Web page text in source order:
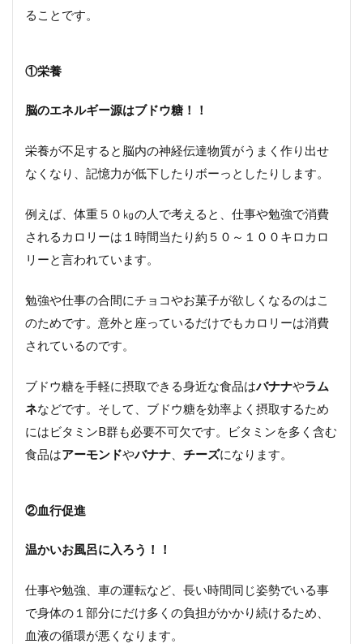
ることです。
①栄養
脳のエネルギー源はブドウ糖！！
栄養が不足すると脳内の神経伝達物質がうまく作り出せ
なくなり、記憶力が低下したりボーっとしたりします。
例えば、体重５０㎏の人で考えると、仕事や勉強で消費
されるカロリーは１時間当たり約５０～１００キロカロ
リーと言われています。
勉強や仕事の合間にチョコやお菓子が欲しくなるのはこ
のためです。意外と座っているだけでもカロリーは消費
されているのです。
ブドウ糖を手軽に摂取できる身近な食品はバナナやラム
ネなどです。そして、ブドウ糖を効率よく摂取するため
にはビタミンB群も必要不可欠です。ビタミンを多く含む
食品はアーモンドやバナナ チーズになります。
②血行促進
温かいお風呂に入ろう！！
仕事や勉強、車の運転など、長い時間同じ姿勢でいる事
で身体の１部分にだけ多くの負担がかかり続けるため、
血液の循環が悪くなります。